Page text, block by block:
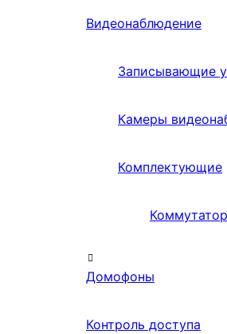
Видеонаблюдение
Записывающие
Камеры
Комплектующие
Домофоны
Контроль доступа